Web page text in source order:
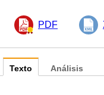
PDF
Texto Análisis